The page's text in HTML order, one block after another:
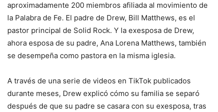
aproximadamente 200 miembros afiliada al movimiento de
la Palabra de Fe. El padre de Drew, Bill Matthews, es el
pastor principal de Solid Rock. Y la exesposa de Drew,
ahora esposa de su padre, Ana Lorena Matthews, también
se desempeña como pastora en la misma iglesia.
A través de una serie de videos en TikTok publicados
durante meses, Drew explicó cómo su familia se separó
después de que su padre se casara con su exesposa, tras